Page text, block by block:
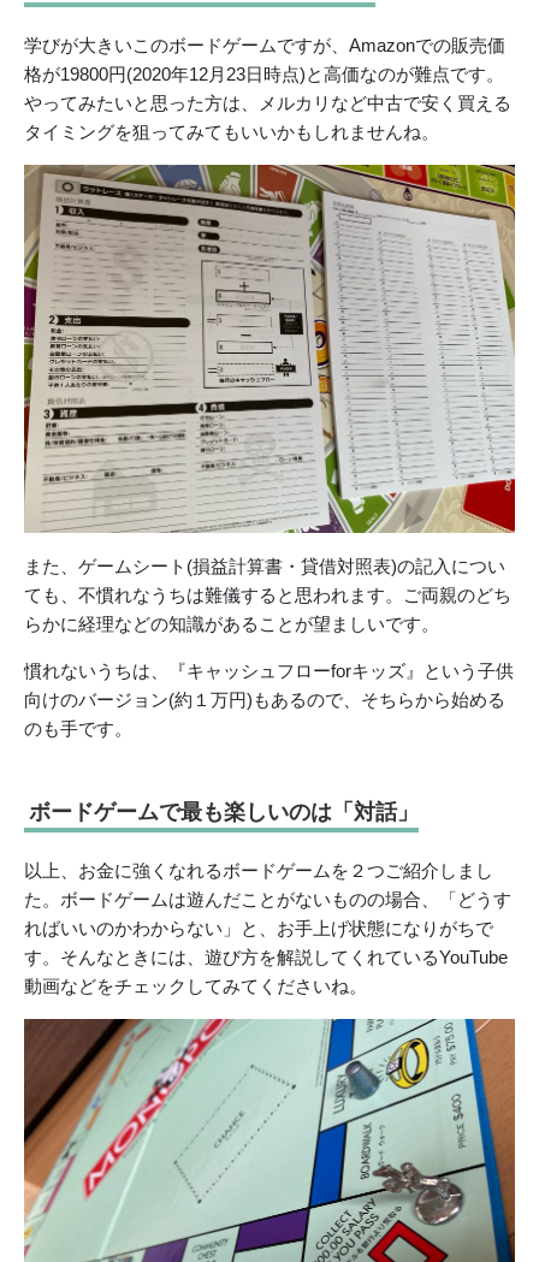
学びが大きいこのボードゲームですが、Amazonでの販売価
格が19800円(2020年12月23日時点)と高価なのが難点です。
やってみたいと思った方は、メルカリなど中古で安く買える
タイミングを狙ってみてもいいかもしれませんね。
また、ゲームシート(損益計算書・貸借対照表)の記入につい
ても、不慣れなうちは難儀すると思われます。ご両親のどち
らかに経理などの知識があることが望ましいです。
慣れないうちは、『キャッシュフローforキッズ』という子供
向けのバージョン(約１万円)もあるので、そちらから始める
のも手です。
ボードゲームで最も楽しいのは「対話」
以上、お金に強くなれるボードゲームを２つご紹介しまし
た。ボードゲームは遊んだことがないものの場合、「どうす
ればいいのかわからない」と、お手上げ状態になりがちで
す。そんなときには、遊び方を解説してくれているYouTube
動画などをチェックしてみてくださいね。